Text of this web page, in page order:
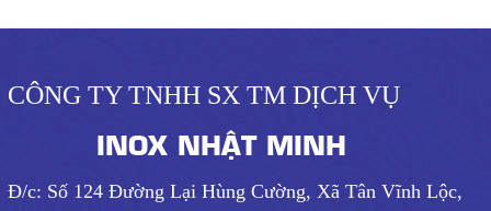
CÔNG TY TNHH SX TM DỊCH VỤ
INOX NHẬT MINH
Đ/c: Số 124 Đường Lại Hùng Cường, Xã Tân Vĩnh Lộc,